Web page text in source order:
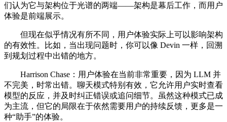
们认为它与架构位于光谱的两端——架构是幕后工作，而用户
体验是前端展示。
但现在似乎情况有所不同，用户体验实际上可以影响架构
的有效性。比如，当出现问题时，你可以像 Devin 一样，回溯
到规划过程中出错的地方。
Harrison Chase：用户体验在当前非常重要，因为 LLM 并
不完美，时常出错。聊天模式特别有效，它允许用户实时查看
模型的反应，并及时纠正错误或追问细节。虽然这种模式已成
为主流，但它的局限在于依然需要用户的持续反馈，更多是一
种“助手”的体验。